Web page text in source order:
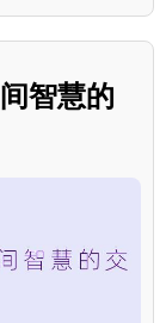
智慧的